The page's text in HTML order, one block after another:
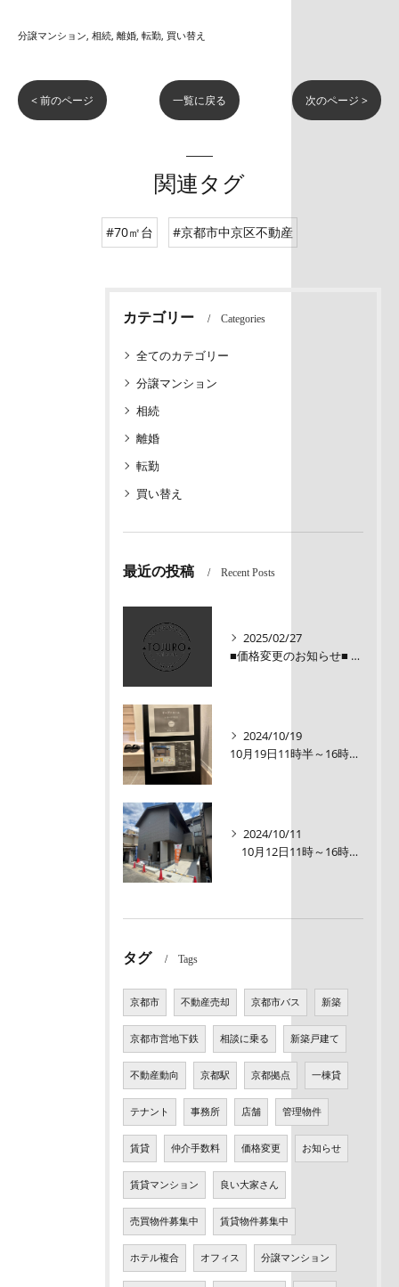
分譲マンション 相続 離婚 転勤 買い替え
< 前のページ 一覧に戻る 次のページ >
関連タグ
#70㎡台 #京都市中京区不動産
カテゴリー Categories
全てのカテゴリー
分譲マンション
相続
離婚
転勤
買い替え
最近の投稿 Recent Posts
2025/02/27
■価格変更のお知らせ■ メロディーハイム三条堺町2階
2024/10/19
10月19日11時半～16時00【オープンルーム】伏見区醍醐大構町新築戸建
2024/10/11
10月12日11時～16時【オープンルーム】伏見区醍醐大構町 新築戸建て
タグ Tags
京都市 不動産売却 京都市バス 新築
京都市営地下鉄 相談に乗る 新築戸建て
不動産動向 京都駅 京都拠点 一棟貸
テナント 事務所 店舗 管理物件
賃貸 仲介手数料 価格変更 お知らせ
賃貸マンション 良い大家さん
売買物件募集中 賃貸物件募集中
ホテル複合 オフィス 分譲マンション